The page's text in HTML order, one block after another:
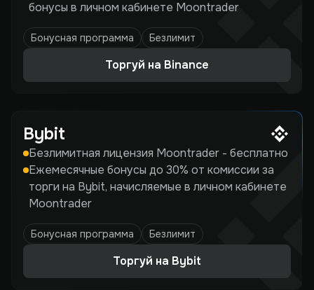
бонусы в личном кабинете Moontrader
Бонусная программа Безлимит
Торгуй на Binance
Bybit
Безлимитная лицензия Moontrader - бесплатно
Ежемесячные бонусы до 30% от комиссии за
торги на Bybit, начисляемые в личном кабинете
Moontrader
Бонусная программа Безлимит
Торгуй на Bybit